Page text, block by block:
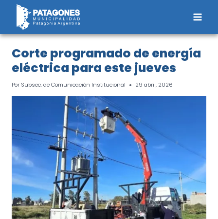
Saltar
contenido
Corte programado de energía
eléctrica para este jueves
Por Subsec. de Comunicación Institucional 29 abril, 2026